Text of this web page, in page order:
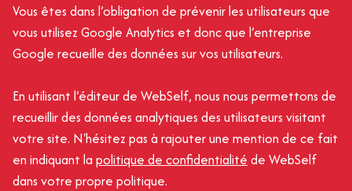
Vous êtes dans l’obligation de prévenir les utilisateurs que
vous utilisez Google Analytics et donc que l’entreprise
Google recueille des données sur vos utilisateurs.
En utilisant l’éditeur de WebSelf, nous nous permettons de
recueillir des données analytiques des utilisateurs visitant
votre site. N'hésitez pas à rajouter une mention de ce fait
en indiquant la politique de confidentialité de WebSelf
dans votre propre politique.